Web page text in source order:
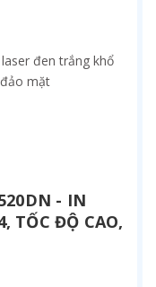
- IN
TỐC ĐỘ CAO,